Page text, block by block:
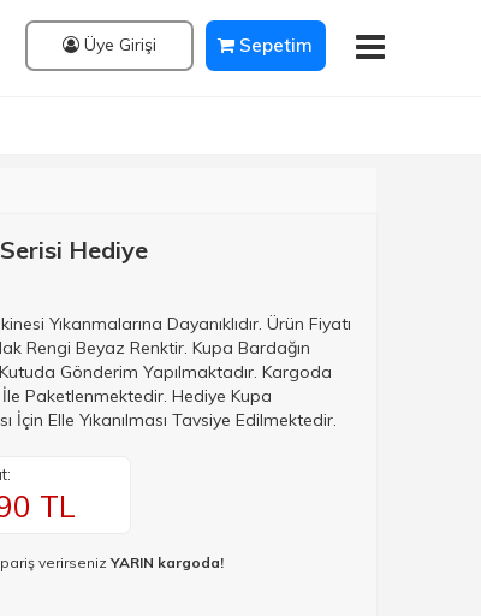
Üye Girişi Sepetim
Hediye
Yıkanmalarına Dayanıklıdır. Ürün Fiyatı
Rengi Beyaz Renktir. Kupa Bardağın
Gönderim Yapılmaktadır. Kargoda
İle Paketlenmektedir. Hediye Kupa
İçin Elle Yıkanılması Tavsiye Edilmektedir.
TL
verirsenizYARIN kargoda!